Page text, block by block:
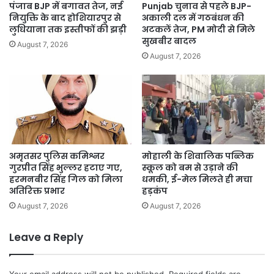
पंजाब BJP में बगावत तेज, नई
नियुक्ति के बाद होशियारपुर से
लुधियाना तक इस्तीफों की झड़ी
August 7, 2026
Punjab चुनाव से पहले BJP-
अकाली दल में गठबंधन की
अटकलें तेज, PM मोदी से मिले
सुखबीर बादल
August 7, 2026
अमृतसर पुलिस कमिश्नर
गुरप्रीत सिंह भुल्लर हटाए गए,
हरमनबीर सिंह गिल को मिला
अतिरिक्त प्रभार
August 7, 2026
मोहाली के शिवालिक पब्लिक
स्कूल को बम से उड़ाने की
धमकी, ई-मेल मिलते ही मचा
हड़कंप
August 7, 2026
Leave a Reply